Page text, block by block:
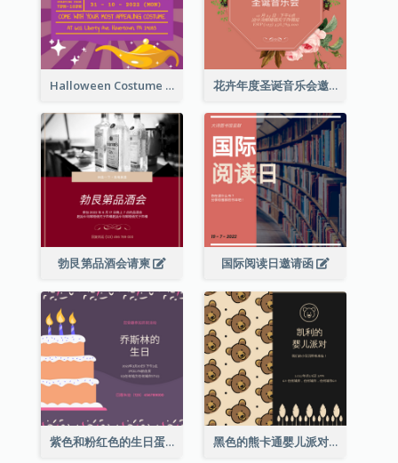
Halloween Costume Party Invitation 花卉年度圣诞音乐会邀请函
勃艮第品酒会请柬 国际阅读日邀请函
紫色和粉红色的生日蛋糕插图聚会请柬 黑色的熊卡通婴儿派对请柬